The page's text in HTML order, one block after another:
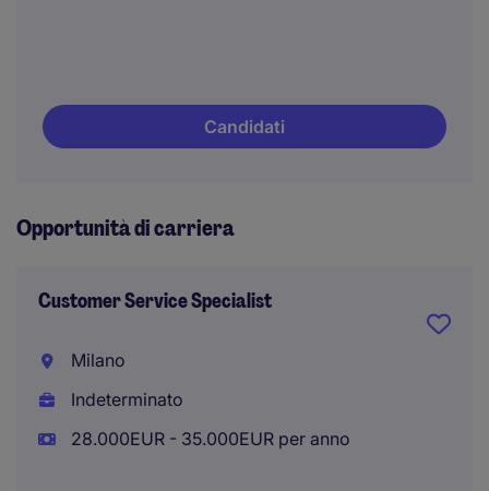
Candidati
Opportunità di carriera
Customer Service Specialist
Milano
Indeterminato
28.000EUR - 35.000EUR per anno